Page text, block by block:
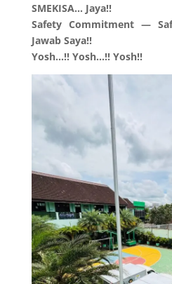
SMEKISA… Jaya!!
Safety Commitment —
Jawab Saya!!
Yosh…!! Yosh…!! Yosh!!